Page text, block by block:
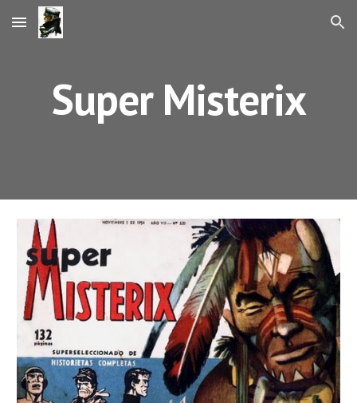
Skip to main content Skip to navigation
Super Misterix